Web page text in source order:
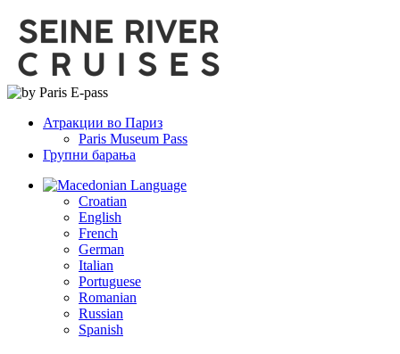
Атракции во Париз
Paris Museum Pass
Групни барања
Language
Croatian
English
French
German
Italian
Portuguese
Romanian
Russian
Spanish